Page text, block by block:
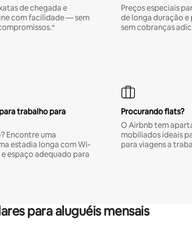
de chegada e
com facilidade — sem
Preços especiais
de longa duração
sem cobranças
trabalho para
Encontre uma
estadia longa com Wi-
espaço adequado para
Procurando flats?
O Airbnb tem
mobiliados ideais
para viagens a
para aluguéis mensais